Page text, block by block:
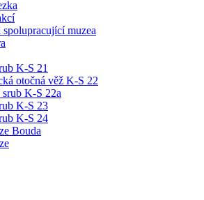
spolupracující muzea
K-S 21
otočná věž K-S 22
K-S 22a
K-S 23
K-S 24
Bouda